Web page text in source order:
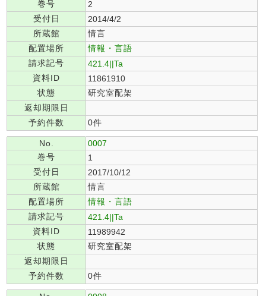
巻号
2
受付日
2014/4/2
所蔵館
情言
配置場所
情報・言語
請求記号
421.4||Ta
資料ID
11861910
状態
研究室配架
返却期限日
予約件数
0件
No.
0007
巻号
1
受付日
2017/10/12
所蔵館
情言
配置場所
情報・言語
請求記号
421.4||Ta
資料ID
11989942
状態
研究室配架
返却期限日
予約件数
0件